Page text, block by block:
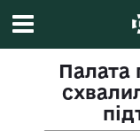
Палата